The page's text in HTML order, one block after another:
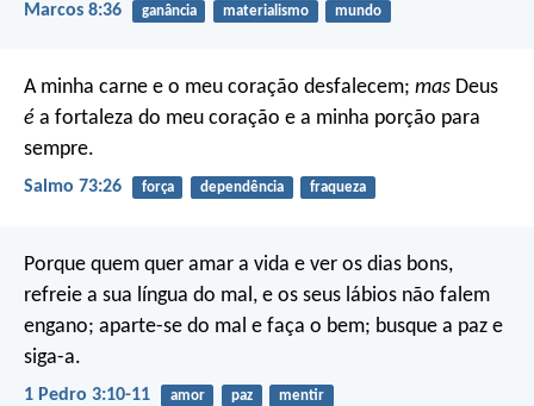
Marcos 8:36 ganância materialismo mundo
A minha carne e o meu coração desfalecem; mas Deus
é a fortaleza do meu coração e a minha porção para
sempre.
Salmo 73:26 força dependência fraqueza
Porque quem quer amar a vida e ver os dias bons,
refreie a sua língua do mal, e os seus lábios não falem
engano; aparte-se do mal e faça o bem; busque a paz e
siga-a.
1 Pedro 3:10-11 amor paz mentir